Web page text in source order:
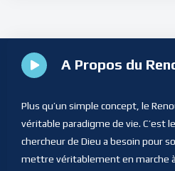
A Propos du
Plus qu’un simple concept, le
véritable paradigme de vie. C’est
chercheur de Dieu a besoin pour
mettre véritablement en marche